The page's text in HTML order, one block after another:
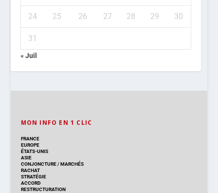
24 25 26 27 28 29 30
31
« Juil
MON INFO EN 1 CLIC
FRANCE
EUROPE
ÉTATS-UNIS
ASIE
CONJONCTURE/MARCHÉS
RACHAT
STRATÉGIE
ACCORD
RESTRUCTURATION